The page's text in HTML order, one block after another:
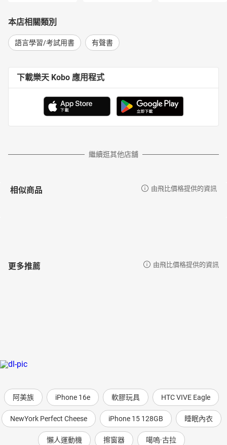
本店相關類別
語言學習/考試用書 有聲書
下載樂天 Kobo 應用程式
繼續逛其他店舖
相似商品 由飛比價格提供的資訊
更多推薦 由飛比價格提供的資訊
阿美族 iPhone 16e 軟膠玩具 HTC VIVE Eagle
NewYork Perfect Cheese iPhone 15 128GB 睡眠內衣
懶人運動機 擦窗器 噶嗚·古拉